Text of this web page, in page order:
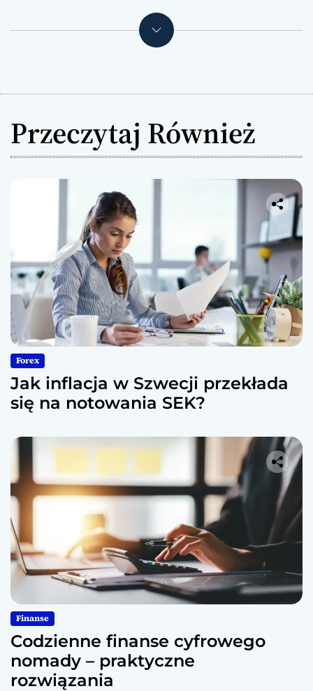
Przeczytaj Również
Forex
Jak inflacja w Szwecji przekłada
się na notowania SEK?
Finanse
Codzienne finanse cyfrowego
nomady – praktyczne
rozwiązania